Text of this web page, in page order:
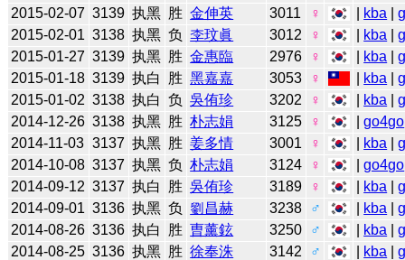
2015-02-07 3139 执黑 胜 金伸英 3011 ♀ kba |
2015-02-01 3138 执黑 负 李玟眞 3012 ♀ kba |
2015-01-27 3139 执黑 胜 金惠臨 2976 ♀ kba |
2015-01-18 3139 执白 胜 黑嘉嘉 3053 ♀ kba |
2015-01-02 3138 执白 负 吳侑珍 3202 ♀ kba |
2014-12-26 3138 执黑 胜 朴志娟 3125 ♀ |go4go
2014-11-03 3137 执黑 胜 姜多情 3001 ♀ kba |
2014-10-08 3137 执黑 负 朴志娟 3124 ♀ |go4go
2014-09-12 3137 执白 胜 吳侑珍 3189 ♀ kba |
2014-09-01 3136 执黑 负 劉昌赫 3238 ♂ kba |
2014-08-26 3136 执白 胜 曺薰鉉 3250 ♂ kba |
2014-08-25 3136 执黑 胜 徐奉洙 3142 ♂ kba |